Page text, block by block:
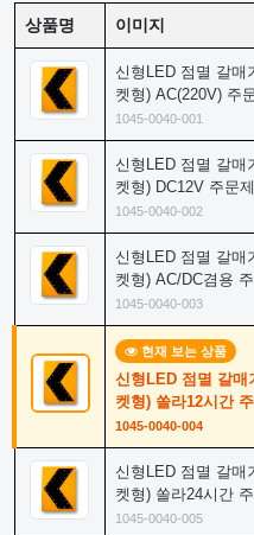
상품명 이미지
신형LED 점멸 갈매
켓형) AC(220V) 주
1045-0040-001
신형LED 점멸 갈매
켓형) DC12V 주문
1045-0040-002
신형LED 점멸 갈매
켓형) AC/DC겸용
1045-0040-003
현재 보는 상품
신형LED 점멸 갈매
켓형) 쏠라12시간
1045-0040-004
신형LED 점멸 갈매
켓형) 쏠라24시간
1045-0040-005